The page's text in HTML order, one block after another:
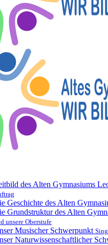
des Alten Gymnasiums
Geschichte des Alten
Grundstruktur des Alten
unsere Oberstufe
Musischer Schwerpunkt
Naturwissenschaftlicher